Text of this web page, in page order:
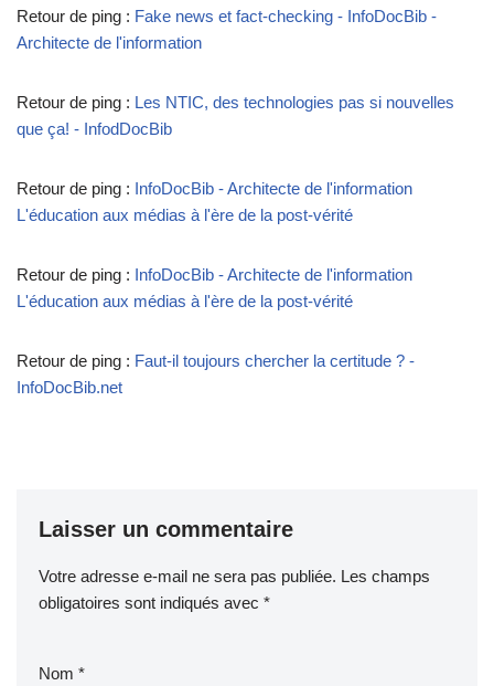
Retour de ping : Fake news et fact-checking - InfoDocBib -
Architecte de l'information
Retour de ping : Les NTIC, des technologies pas si nouvelles
que ça! - InfodDocBib
Retour de ping : InfoDocBib - Architecte de l'information
L'éducation aux médias à l'ère de la post-vérité
Retour de ping : InfoDocBib - Architecte de l'information
L'éducation aux médias à l'ère de la post-vérité
Retour de ping : Faut-il toujours chercher la certitude ? -
InfoDocBib.net
Laisser un commentaire
Votre adresse e-mail ne sera pas publiée. Les champs
obligatoires sont indiqués avec *
Nom *